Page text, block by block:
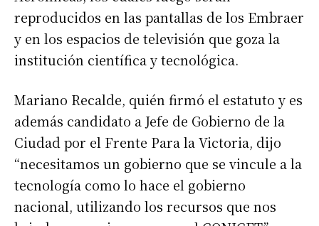
reproducidos en las pantallas de los Embraer
y en los espacios de televisión que goza la
institución científica y tecnológica.
Mariano Recalde, quién firmó el estatuto y es
además candidato a Jefe de Gobierno de la
Ciudad por el Frente Para la Victoria, dijo
“necesitamos un gobierno que se vincule a la
tecnología como lo hace el gobierno
nacional, utilizando los recursos que nos